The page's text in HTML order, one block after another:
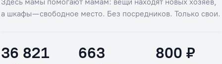
а шкафы — свободное место. Без посредников. Только свои.
Вещей пристроено
36 821 Отдали бесплатно
663 Средняя цена в
800 ₽